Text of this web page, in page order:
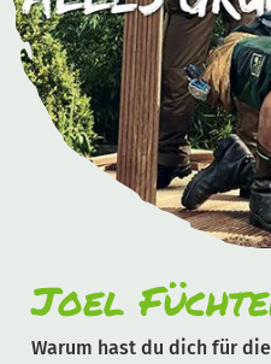
Joel
Warum hast du dich für